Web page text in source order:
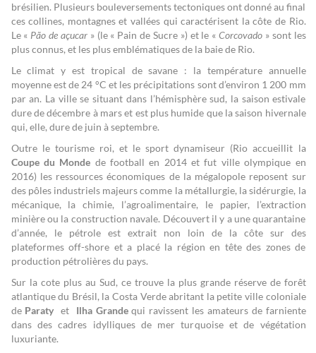
brésilien. Plusieurs bouleversements tectoniques ont donné au final
ces collines, montagnes et vallées qui caractérisent la côte de Rio.
Le « Pão de açucar » (le « Pain de Sucre ») et le «Corcovado » sont les
plus connus, et les plus emblématiques de la baie de Rio.
Le climat y est tropical de savane : la température annuelle
moyenne est de 24 °C et les précipitations sont d’environ 1 200 mm
par an. La ville se situant dans l’hémisphère sud, la saison estivale
dure de décembre à mars et est plus humide que la saison hivernale
qui, elle, dure de juin à septembre.
Outre le tourisme roi, et le sport dynamiseur (Rio accueillit la
Coupe du Monde de football en 2014 et fut ville olympique en
2016) les ressources économiques de la mégalopole reposent sur
des pôles industriels majeurs comme la métallurgie, la sidérurgie, la
mécanique, la chimie, l’agroalimentaire, le papier, l’extraction
minière ou la construction navale. Découvert il y a une quarantaine
d’année, le pétrole est extrait non loin de la côte sur des
plateformes off-shore et a placé la région en tête des zones de
production pétrolières du pays.
Sur la cote plus au Sud, ce trouve la plus grande réserve de forêt
atlantique du Brésil, la Costa Verde abritant la petite ville coloniale
de Paraty et Ilha Grandequi ravissent les amateurs de farniente
dans des cadres idylliques de mer turquoise et de végétation
luxuriante.